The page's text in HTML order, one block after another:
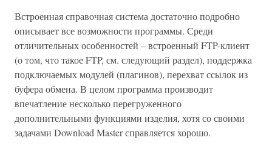
Встроенная справочная система достаточно подробно
описывает все возможности программы. Среди
отличительных особенностей – встроенный FTP-клиент
(о том, что такое FTP, см. следующий раздел), поддержка
подключаемых модулей (плагинов), перехват ссылок из
буфера обмена. В целом программа производит
впечатление несколько перегруженного
дополнительными функциями изделия, хотя со своими
задачами Download Master справляется хорошо.